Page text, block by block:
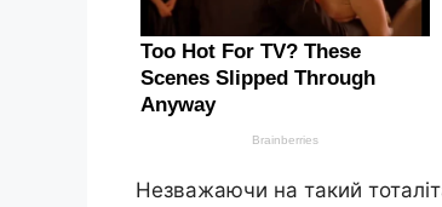
Незважаючи на такий